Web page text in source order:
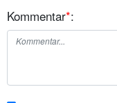
Kommentar*: